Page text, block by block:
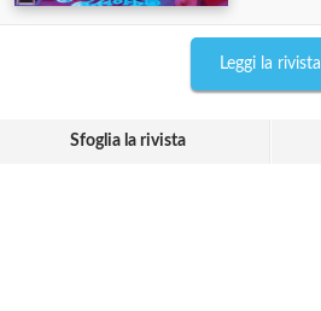
Leggi la rivista
Sfoglia la rivista